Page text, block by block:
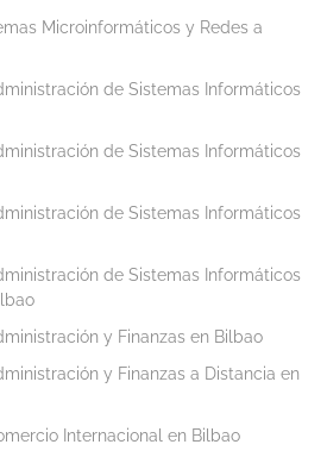
Microinformáticos y Redes a
de Sistemas Informáticos
de Sistemas Informáticos
de Sistemas Informáticos
de Sistemas Informáticos
y Finanzas en Bilbao
y Finanzas a Distancia en
Internacional en Bilbao